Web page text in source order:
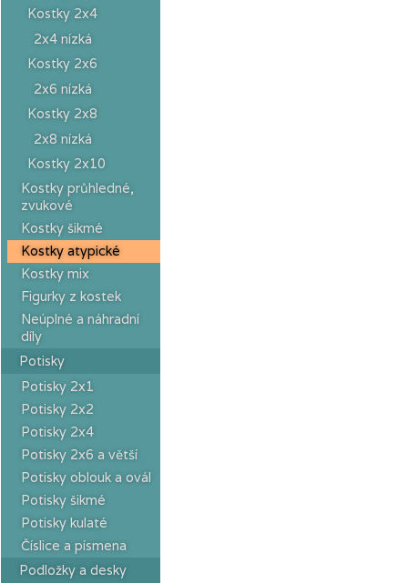
Kostky 2x4
2x4 nízká
Kostky 2x6
2x6 nízká
Kostky 2x8
2x8 nízká
Kostky 2x10
Kostky průhledné,
zvukové
Kostky šikmé
Kostky atypické
Kostky mix
Figurky z kostek
Neúplné a náhradní
díly
Potisky
Potisky 2x1
Potisky 2x2
Potisky 2x4
Potisky 2x6 a větší
Potisky oblouk a ovál
Potisky šikmé
Potisky kulaté
Číslice a písmena
Podložky a desky